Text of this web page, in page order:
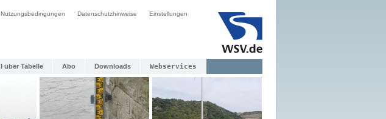
Nutzungsbedingungen Datenschutzhinweise Einstellungen
über Tabelle Abo Downloads Webservices